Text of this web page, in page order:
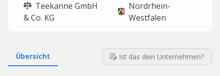
Teekanne GmbH
& Co. KG
Nordrhein-
Westfalen
Übersicht Ist das dein Unternehmen?